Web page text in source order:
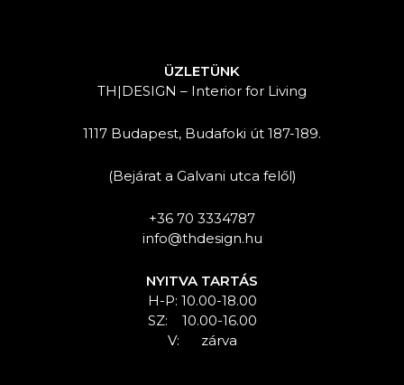
ÜZLETÜNK
TH|DESIGN – Interior for Living
1117 Budapest, Budafoki út 187-189.
(Bejárat a Galvani utca felől)
+36 70 3334787
info@thdesign.hu
NYITVA TARTÁS
H-P: 10.00-18.00
SZ: 10.00-16.00
V: zárva